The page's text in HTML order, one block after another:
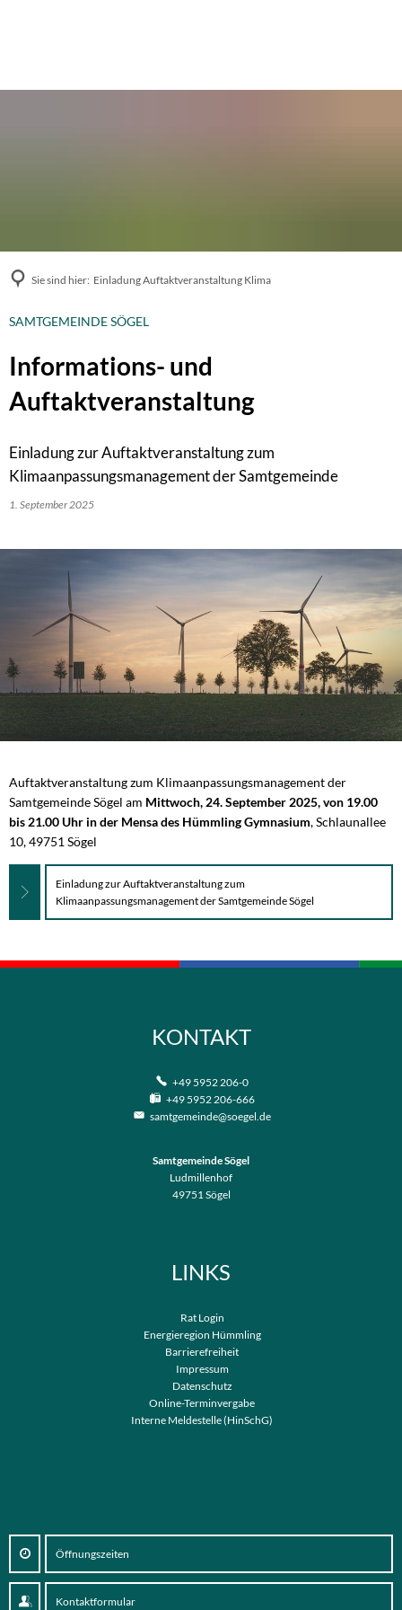
Sie sind hier: Einladung Auftaktveranstaltung Klima
SAMTGEMEINDE SÖGEL
Informations- und
Auftaktveranstaltung
Einladung zur Auftaktveranstaltung zum
Klimaanpassungsmanagement der Samtgemeinde
1. September 2025
Auftaktveranstaltung zum Klimaanpassungsmanagement der
Samtgemeinde Sögel am Mittwoch, 24. September 2025, von 19.00
bis 21.00 Uhr in der Mensa des Hümmling Gymnasium, Schlaunallee
10, 49751 Sögel
Einladung zur Auftaktveranstaltung zum
Klimaanpassungsmanagement der Samtgemeinde Sögel
KONTAKT
+49 5952 206-0
+49 5952 206-666
samtgemeinde@soegel.de
Samtgemeinde Sögel
Ludmillenhof
49751 Sögel
LINKS
Rat Login
Energieregion Hümmling
Barrierefreiheit
Impressum
Datenschutz
Online-Terminvergabe
Interne Meldestelle (HinSchG)
Öffnungszeiten
Kontaktformular